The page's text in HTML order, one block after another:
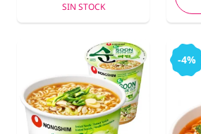
SIN STOCK
-4%